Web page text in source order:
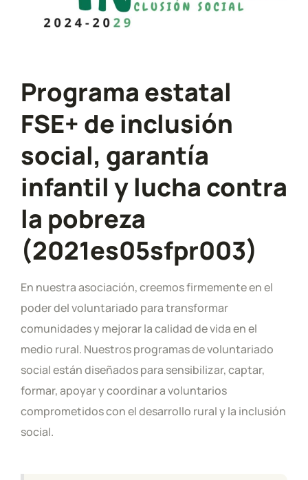
Programa estatal
FSE+ de inclusión
social, garantía
infantil y lucha contra
la pobreza
(2021es05sfpr003)
En nuestra asociación, creemos firmemente en el
poder del voluntariado para transformar
comunidades y mejorar la calidad de vida en el
medio rural. Nuestros programas de voluntariado
social están diseñados para sensibilizar, captar,
formar, apoyar y coordinar a voluntarios
comprometidos con el desarrollo rural y la inclusión
social.